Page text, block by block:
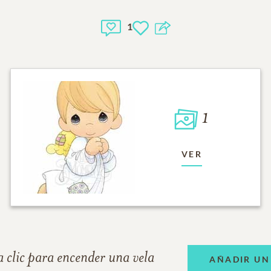
1
1
VER
clic para encender una vela AÑADIR UN